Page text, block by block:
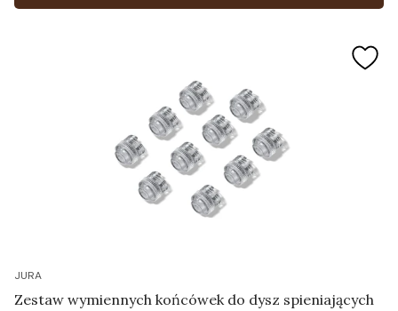
JURA
Zestaw wymiennych końcówek do dysz spieniających